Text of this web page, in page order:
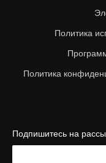
Политика
Политика
Подпишитесь на